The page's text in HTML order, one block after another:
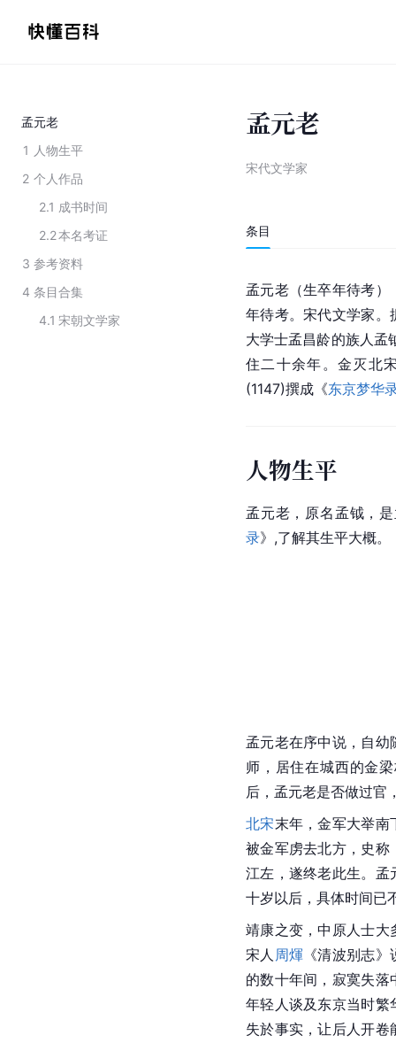
孟元老
1 人物生平
2 个人作品
2.1 成书时间
2.2本名考证
3 参考资料
4 条目合集
4.1 宋朝文学家
孟元老
宋代文学家
条目
孟元老（生卒年待考
年待考。宋代文学家。
大学士孟昌龄的族人孟
住二十余年。金灭北
(1147)撰成《东京梦华
人物生平
孟元老，原名 孟钺 ，
录》,了解其生平大概。
孟元老在序中说，自幼
师 ，居住在城西的金
后，孟元老是否做过官
北宋末年，金军大举南
被金军虏去北方，史称
江左 ，遂终老此生。孟
十岁以后，具体时间已
靖康之变 ，中原人士
宋人 周煇 《清波别志》
的数十年间，寂寞失落
年轻人谈及东京当时繁
失於事实，让后人开